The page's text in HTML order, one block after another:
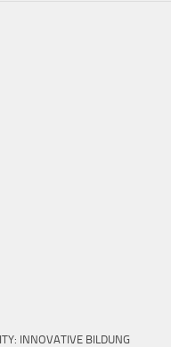
INNOVATIVE BILDUNG